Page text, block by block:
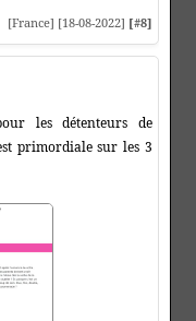
[France] [18-08-2022] [#8]
les détenteurs de
primordiale sur les 3